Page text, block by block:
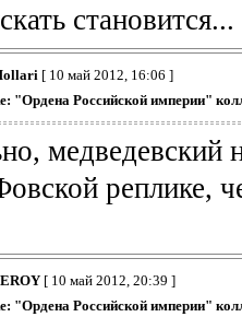
становится...
[ 10 май 2012, 16:06 ]
"Ордена Российской империи"
медведевский
реплике,
[ 10 май 2012, 20:39 ]
"Ордена Российской империи"